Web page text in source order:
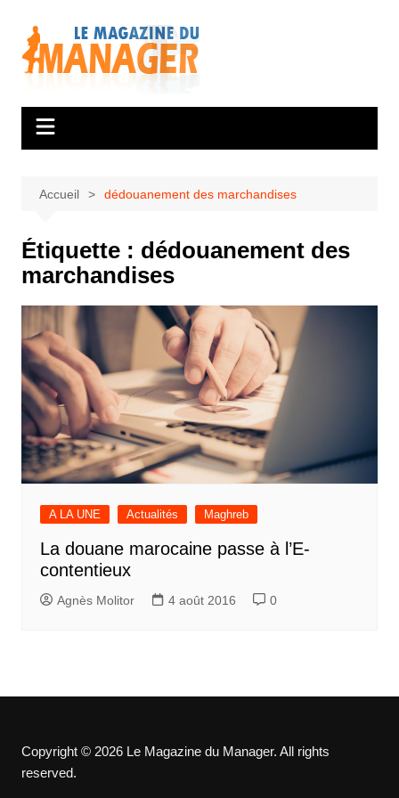
contenu
Accueil dédouanement des marchandises
Étiquette : dédouanement des
marchandises
A LA UNE Actualités Maghreb
La douane marocaine passe à l’E-
contentieux
Agnès Molitor 4 août 2016 0
Copyright © 2026 Le Magazine du Manager. All rights
reserved.